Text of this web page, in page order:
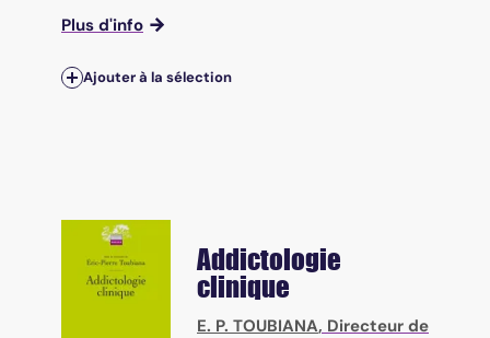
Plus d'info
Ajouter à la sélection
Addictologie
clinique
E. P. TOUBIANA, Directeur de